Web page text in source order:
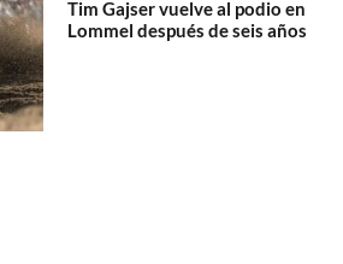
Tim Gajser vuelve al podio en
Lommel después de seis años